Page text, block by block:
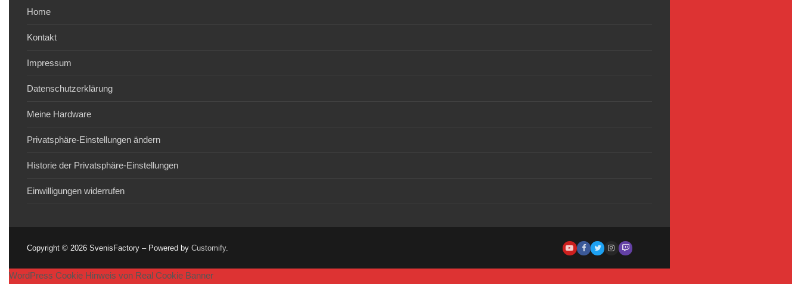
Home
Kontakt
Impressum
Datenschutzerklärung
Meine Hardware
Privatsphäre-Einstellungen ändern
Historie der Privatsphäre-Einstellungen
Einwilligungen widerrufen
Copyright © 2026 SvenisFactory – Powered by Customify.
WordPress Cookie Hinweis von Real Cookie Banner